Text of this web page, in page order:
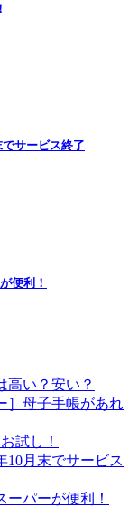
でサービス終了
便利！
高い？安い？
］母子手帳があれ
試し！
10月末でサービス
パーが便利！